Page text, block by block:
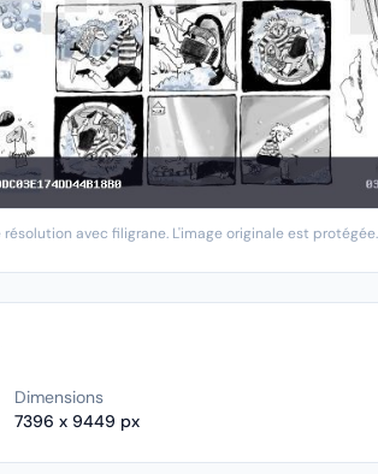
avec filigrane. L'image originale est protégée.
Dimensions
7396 x 9449 px